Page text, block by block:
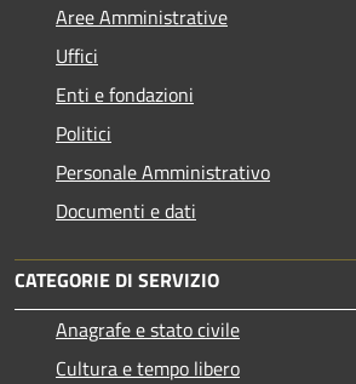
Aree Amministrative
Uffici
Enti e fondazioni
Politici
Personale Amministrativo
Documenti e dati
CATEGORIE DI SERVIZIO
Anagrafe e stato civile
Cultura e tempo libero